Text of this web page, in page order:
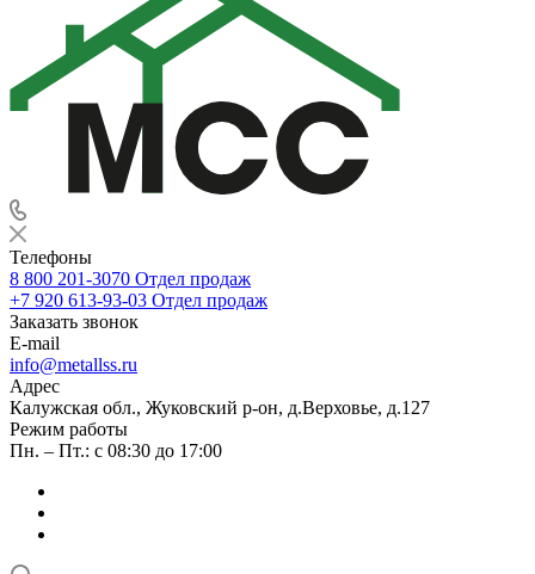
Телефоны
8 800 201-3070 Отдел продаж
+7 920 613-93-03 Отдел продаж
Заказать звонок
E-mail
info@metallss.ru
Адрес
Калужская обл., Жуковский р-он, д.Верховье, д.127
Режим работы
Пн. – Пт.: с 08:30 до 17:00